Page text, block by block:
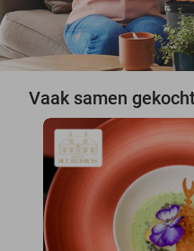
Vaak samen gekocht